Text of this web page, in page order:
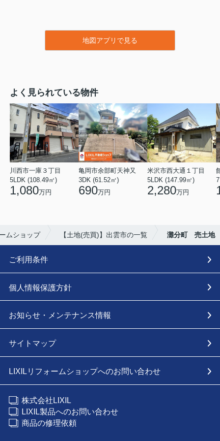
地図アプリで見る
よく見られている物件
川西市一庫３丁目
5LDK (108.49㎡)
1,080万円
亀岡市余部町天神又
3DK (61.52㎡)
690万円
米沢市西大通１丁目
5LDK (147.99㎡)
2,280万円
ムショップ 【土地(売買)】出雲市の一覧 灘分町 売土地
ご利用条件
個人情報保護方針
お知らせ・メンテナンス情報
サイトマップ
LIXILリフォームショップへのお問い合わせ
株式会社LIXIL
LIXIL製品へのお問い合わせ
商品の修理依頼